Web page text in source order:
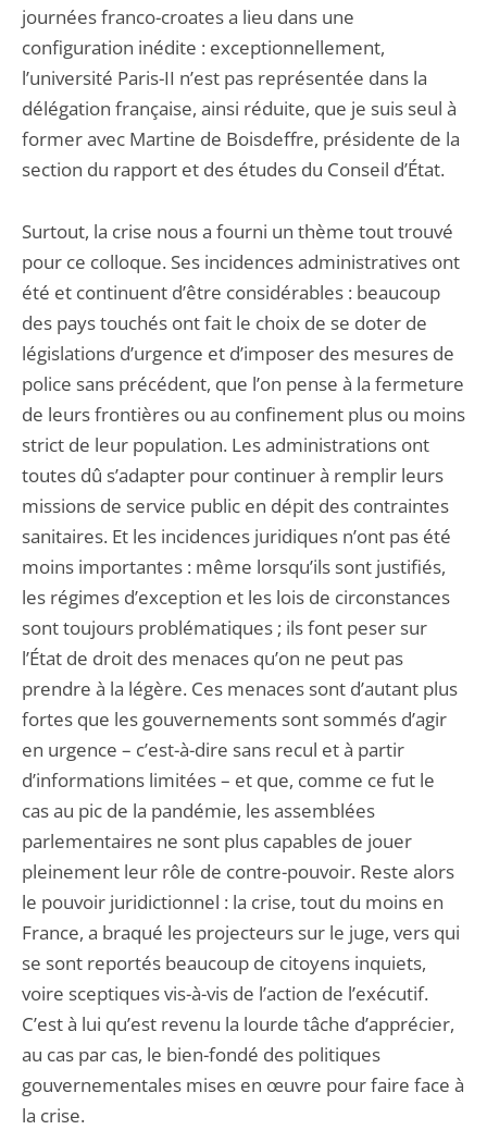
journées franco-croates a lieu dans une
configuration inédite : exceptionnellement,
l’université Paris-II n’est pas représentée dans la
délégation française, ainsi réduite, que je suis seul à
former avec Martine de Boisdeffre, présidente de la
section du rapport et des études du Conseil d’État.
Surtout, la crise nous a fourni un thème tout trouvé
pour ce colloque. Ses incidences administratives ont
été et continuent d’être considérables : beaucoup
des pays touchés ont fait le choix de se doter de
législations d’urgence et d’imposer des mesures de
police sans précédent, que l’on pense à la fermeture
de leurs frontières ou au confinement plus ou moins
strict de leur population. Les administrations ont
toutes dû s’adapter pour continuer à remplir leurs
missions de service public en dépit des contraintes
sanitaires. Et les incidences juridiques n’ont pas été
moins importantes : même lorsqu’ils sont justifiés,
les régimes d’exception et les lois de circonstances
sont toujours problématiques ; ils font peser sur
l’État de droit des menaces qu’on ne peut pas
prendre à la légère. Ces menaces sont d’autant plus
fortes que les gouvernements sont sommés d’agir
en urgence – c’est-à-dire sans recul et à partir
d’informations limitées – et que, comme ce fut le
cas au pic de la pandémie, les assemblées
parlementaires ne sont plus capables de jouer
pleinement leur rôle de contre-pouvoir. Reste alors
le pouvoir juridictionnel : la crise, tout du moins en
France, a braqué les projecteurs sur le juge, vers qui
se sont reportés beaucoup de citoyens inquiets,
voire sceptiques vis-à-vis de l’action de l’exécutif.
C’est à lui qu’est revenu la lourde tâche d’apprécier,
au cas par cas, le bien-fondé des politiques
gouvernementales mises en œuvre pour faire face à
la crise.